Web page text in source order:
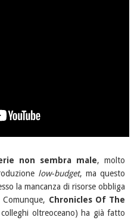
non sembra male, molto
low-budget, ma questo
la mancanza di risorse obbliga
Chronicles Of The
oltreoceano) ha già fatto